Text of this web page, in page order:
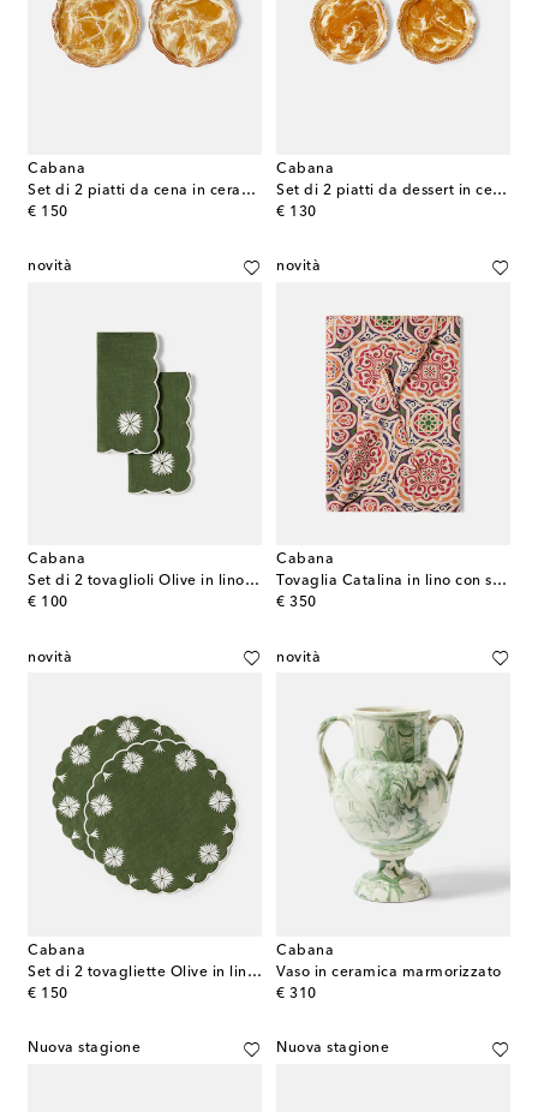
Cabana
Set di 2 piatti da cena in ceramica
€ 150
original price
Cabana
Set di 2 piatti da dessert in ceramica
€ 130
original price
novità
Cabana
Set di 2 tovaglioli Olive in lino e cotone
€ 100
original price
novità
Cabana
Tovaglia Catalina in lino con stampa
€ 350
original price
novità
Cabana
Set di 2 tovagliette Olive in lino e cotone
€ 150
original price
novità
Cabana
Vaso in ceramica marmorizzato
€ 310
original price
Nuova stagione Nuova stagione